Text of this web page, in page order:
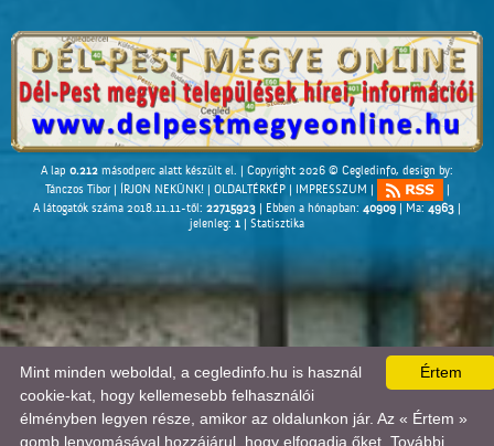
A lap 0.212 másodperc alatt készült el. | Copyright 2026 © Cegledinfo, design by:
Tánczos Tibor| ÍRJON NEKÜNK!| OLDALTÉRKÉP| IMPRESSZUM |
|
A látogatók száma 2018.11.11-től: 22715923 | Ebben a hónapban: 40909 | Ma: 4963 |
jelenleg: 1 | Statisztika
Értem
Mint minden weboldal, a cegledinfo.hu is használ
cookie-kat, hogy kellemesebb felhasználói
élményben legyen része, amikor az oldalunkon jár. Az « Értem »
gomb lenyomásával hozzájárul, hogy elfogadja őket. További